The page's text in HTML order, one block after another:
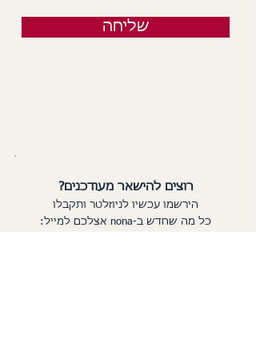
שליחה
רוצים להישאר מעודכנים?
הירשמו עכשיו לניוזלטר ותקבלו
כל מה שחדש ב-nona אצלכם למייל: